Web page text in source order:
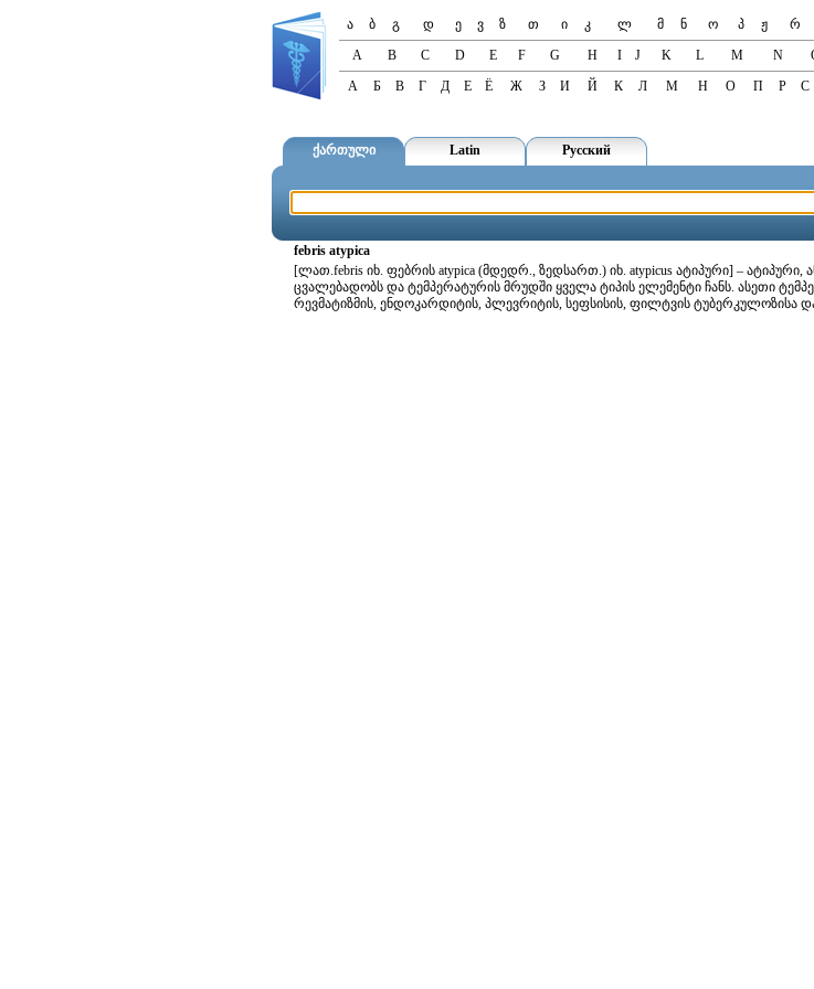
ა ბ გ დ ე ვ ზ თ ი კ ლ მ ნ ო პ ჟ რ
A
B C D E F G H I J K L M N
А
Б В Г Д Е Ё Ж З И Й К Л М Н О П Р С
ქართული Latin Русский
febris atypica
[ლათ.febris იხ. ფებრის atypica (მდედრ., ზედსართ.) იხ. atypicus ატიპური] –
ცვალებადობს და ტემპერატურის მრუდში ყველა ტიპის ელემენტი ჩანს. ასეთი
რევმატიზმის, ენდოკარდიტის, პლევრიტის, სეფსისის, ფილტვის ტუბერკულოზისა